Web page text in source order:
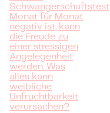
Schwangerschaftstest
Monat für Monat
negativ ist, kann
die Freude zu
einer stressigen
Angelegenheit
werden. Was
alles kann
weibliche
Unfruchtbarkeit
verursachen?